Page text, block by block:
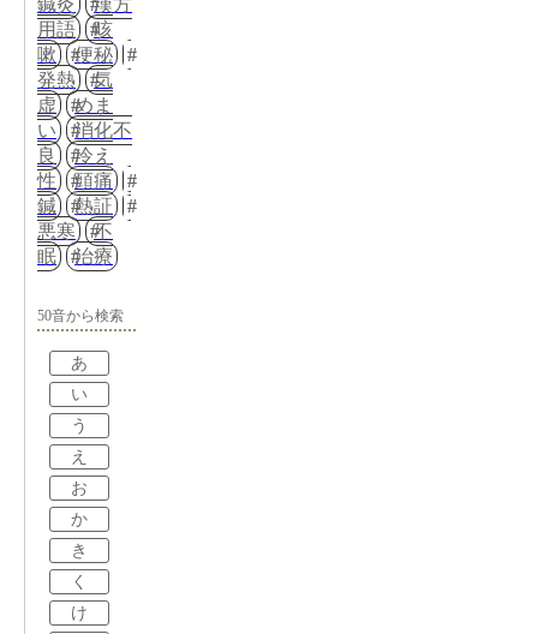
用語
咳
嗽
便秘
発熱
気
虚
めま
い
消化不
良
冷え
性
頭痛
鍼
熱証
悪寒
不
眠
治療
50音から検索
あ
い
う
え
お
か
き
く
け